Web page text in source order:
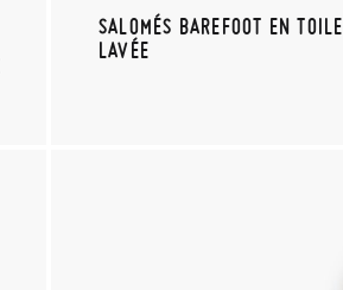
SALOMÉS BAREFOOT EN TOILE
LAVÉE